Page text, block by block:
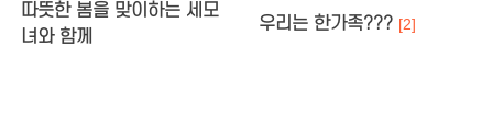
따뜻한 봄을 맞이하는 세모
녀와 함께
우리는 한가족??? [2]